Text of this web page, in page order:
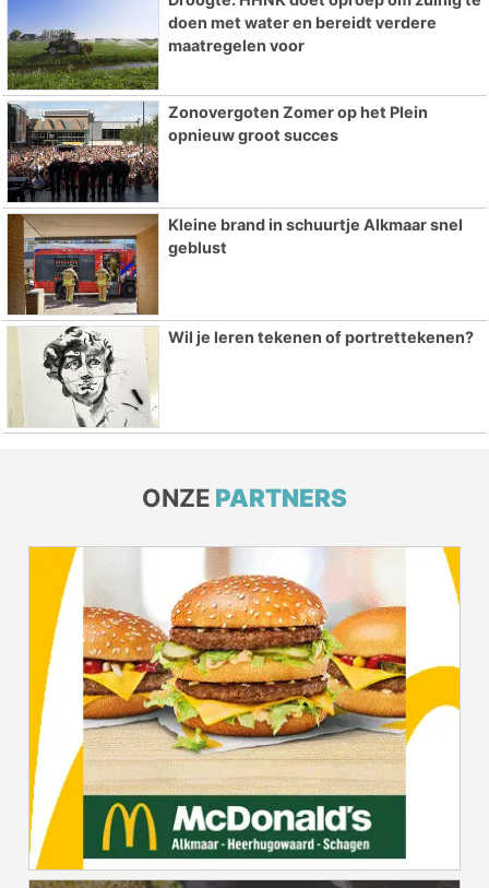
doen met water en bereidt verdere
maatregelen voor
Zonovergoten Zomer op het Plein
opnieuw groot succes
Kleine brand in schuurtje Alkmaar snel
geblust
Wil je leren tekenen of portrettekenen?
ONZE PARTNERS